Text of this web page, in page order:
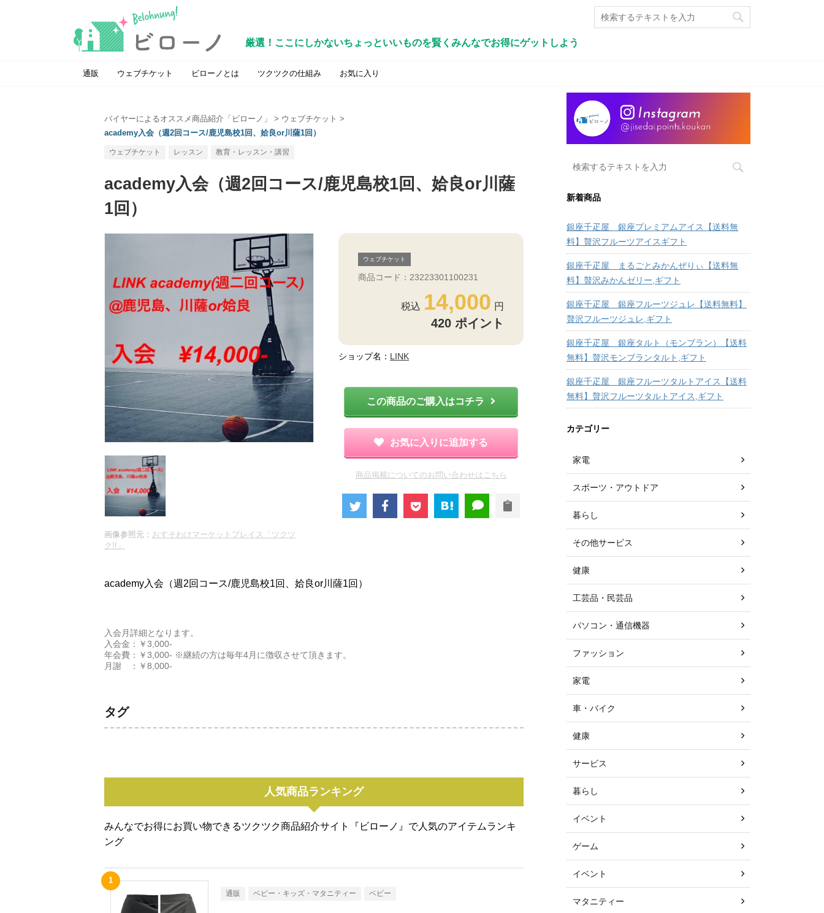
厳選！ここにしかないちょっといいものを賢くみんなでお得にゲットしよう
通販 ウェブチケット ビローノとは ツクツクの仕組み お気に入り
バイヤーによるオススメ商品紹介「ビローノ」 > ウェブチケット >
academy入会（週2回コース/鹿児島校1回、姶良or川薩1回）
ウェブチケット レッスン 教育・レッスン・講習
academy入会（週2回コース/鹿児島校1回、姶良or川薩
1回）
画像参照元： おすそわけマーケットプレイス「ツクツ
ク!!」
ウェブチケット
商品コード：23223301100231
14,000
420 ポイント
ショップ名： LINK
この商品のご購入はコチラ
お気に入りに追加する
商品掲載についてのお問い合わせはこちら
academy入会（週2回コース/鹿児島校1回、姶良or川薩1回）
入会月詳細となります。
入会金：￥3,000-
年会費：￥3,000- ※継続の方は毎年4月に徴収させて頂きます。
月謝 ：￥8,000-
タグ
人気商品ランキング
みんなでお得にお買い物できるツクツク商品紹介サイト『ビローノ』で人気のアイテムランキ
ング
通販 ベビー・キッズ・マタニティー ベビー
新着商品
銀座千疋屋 銀座プレミアムアイス【送料無
料】贅沢フルーツアイスギフト
銀座千疋屋 まるごとみかんぜりぃ【送料無
料】贅沢みかんゼリー,ギフト
銀座千疋屋 銀座フルーツジュレ【送料無料】
贅沢フルーツジュレ,ギフト
銀座千疋屋 銀座タルト（モンブラン）【送料
無料】贅沢モンブランタルト,ギフト
銀座千疋屋 銀座フルーツタルトアイス【送料
無料】贅沢フルーツタルトアイス,ギフト
カテゴリー
家電
スポーツ・アウトドア
暮らし
その他サービス
健康
工芸品・民芸品
パソコン・通信機器
ファッション
家電
車・バイク
健康
サービス
暮らし
イベント
ゲーム
イベント
マタニティー